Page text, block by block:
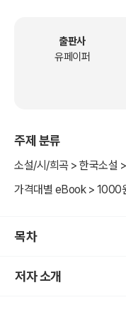
출판사
유페이퍼
주제 분류
소설/시/희곡 > 한국소설
가격대별 eBook > 1000
목차
저자 소개